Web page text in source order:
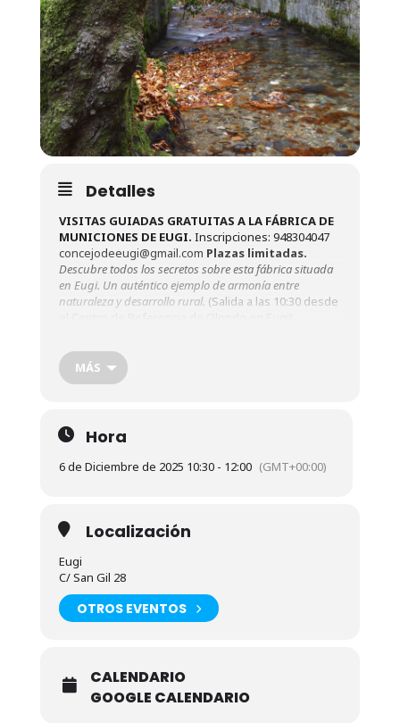
Detalles
VISITAS GUIADAS GRATUITAS A LA FÁBRICA DE
MUNICIONES DE EUGI. Inscripciones: 948304047
concejodeeugi@gmail.com Plazas limitadas.
Descubre todos los secretos sobre esta fábrica situada
en Eugi. Un auténtico ejemplo de armonía entre
naturaleza y desarrollo rural. (Salida a las 10:30 desde
GIDATUAK.Izen-emateak: 948304047
concejodeeugi@gmail.com.
arteko harmoniaren adibide garbia. (Hasiera: 10:30ean
Eugiko Olondo Erreferentzia Zentroan)
MÁS
Hora
6 de Diciembre de 2025 10:30 - 12:00 (GMT+00:00)
Localización
Eugi
C/ San Gil 28
OTROS EVENTOS
CALENDARIO
GOOGLE CALENDARIO